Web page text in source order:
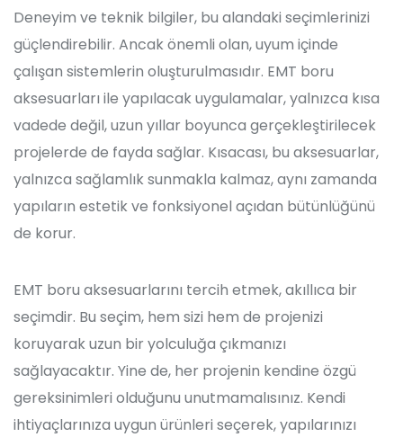
Deneyim ve teknik bilgiler, bu alandaki seçimlerinizi
güçlendirebilir. Ancak önemli olan, uyum içinde
çalışan sistemlerin oluşturulmasıdır. EMT boru
aksesuarları ile yapılacak uygulamalar, yalnızca kısa
vadede değil, uzun yıllar boyunca gerçekleştirilecek
projelerde de fayda sağlar. Kısacası, bu aksesuarlar,
yalnızca sağlamlık sunmakla kalmaz, aynı zamanda
yapıların estetik ve fonksiyonel açıdan bütünlüğünü
de korur.
EMT boru aksesuarlarını tercih etmek, akıllıca bir
seçimdir. Bu seçim, hem sizi hem de projenizi
koruyarak uzun bir yolculuğa çıkmanızı
sağlayacaktır. Yine de, her projenin kendine özgü
gereksinimleri olduğunu unutmamalısınız. Kendi
ihtiyaçlarınıza uygun ürünleri seçerek, yapılarınızı